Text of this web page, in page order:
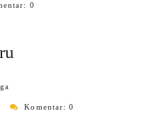
0
Komentar: 0